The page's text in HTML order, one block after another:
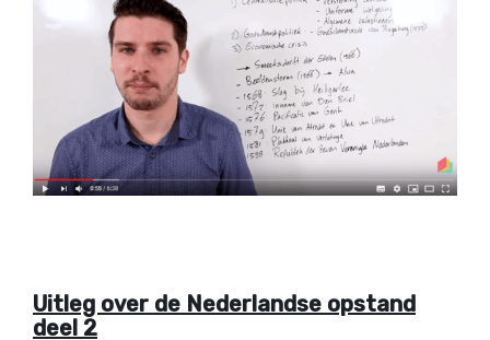
Uitleg over de Nederlandse opstand
deel 2